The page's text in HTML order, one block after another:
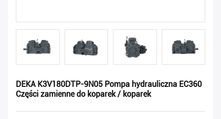
DEKA K3V180DTP-9N05 Pompa hydrauliczna EC360
Części zamienne do koparek / koparek